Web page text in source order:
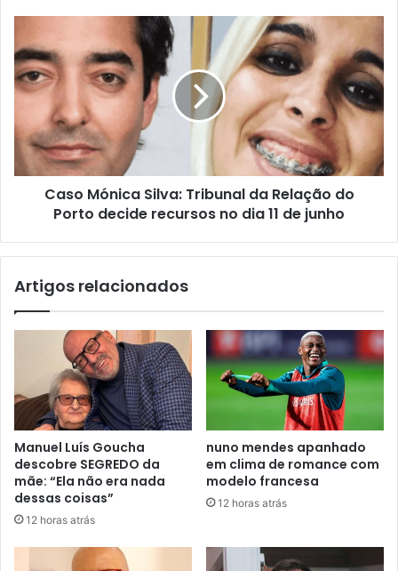
Caso Mónica Silva: Tribunal da Relação do
Porto decide recursos no dia 11 de junho
Artigos relacionados
Manuel Luís Goucha
descobre SEGREDO da
mãe: “Ela não era nada
dessas coisas”
12 horas atrás
nuno mendes apanhado
em clima de romance com
modelo francesa
12 horas atrás